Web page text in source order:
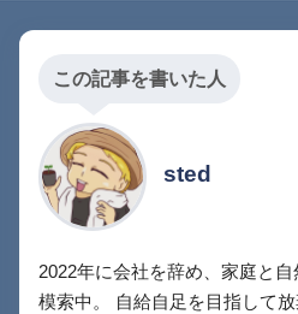
この記事を書いた人
sted
2022年に会社を辞め、家庭と
模索中。 自給自足を目指して